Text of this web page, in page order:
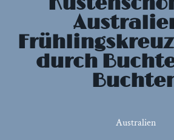
durch
Australien